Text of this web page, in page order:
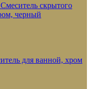
скрытого
черный
для ванной, хром